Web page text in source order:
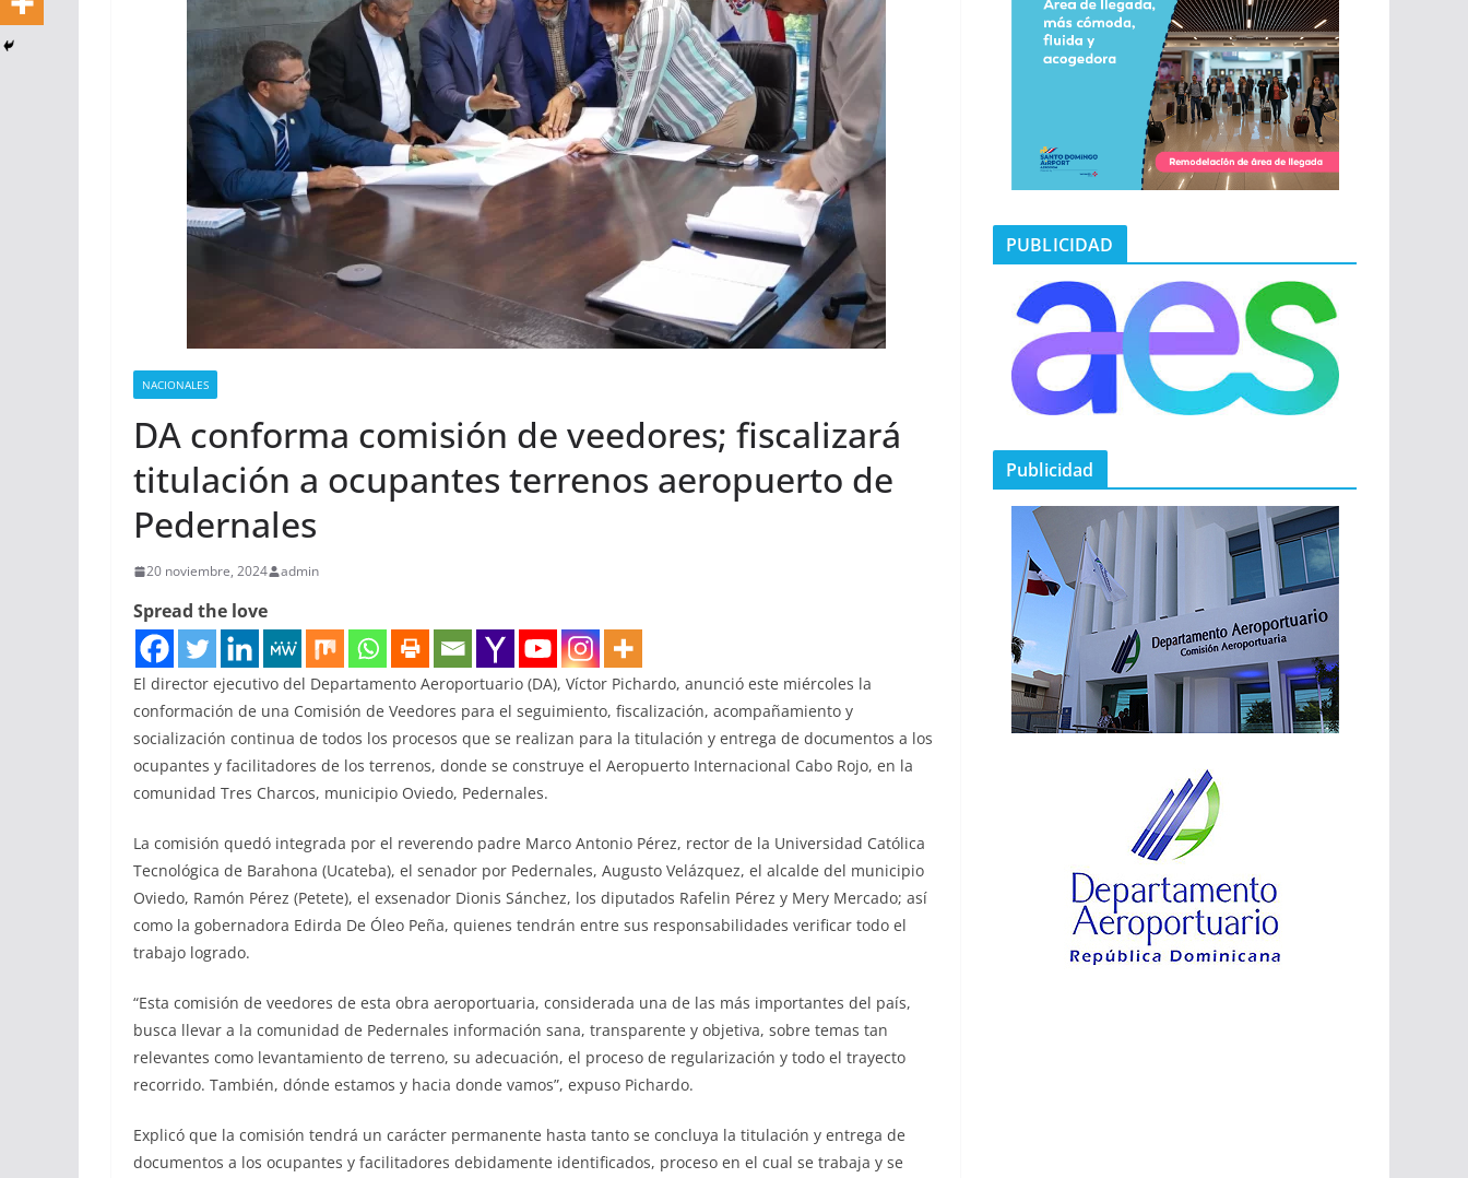
NACIONALES
DA conforma comisión de veedores; fiscalizará
titulación a ocupantes terrenos aeropuerto de
Pedernales
20 noviembre, 2024 admin
Spread the love
El director ejecutivo del Departamento Aeroportuario (DA), Víctor Pichardo, anunció este miércoles la
conformación de una Comisión de Veedores para el seguimiento, fiscalización, acompañamiento y
socialización continua de todos los procesos que se realizan para la titulación y entrega de documentos a los
ocupantes y facilitadores de los terrenos, donde se construye el Aeropuerto Internacional Cabo Rojo, en la
comunidad Tres Charcos, municipio Oviedo, Pedernales.
La comisión quedó integrada por el reverendo padre Marco Antonio Pérez, rector de la Universidad Católica
Tecnológica de Barahona (Ucateba), el senador por Pedernales, Augusto Velázquez, el alcalde del municipio
Oviedo, Ramón Pérez (Petete), el exsenador Dionis Sánchez, los diputados Rafelin Pérez y Mery Mercado; así
como la gobernadora Edirda De Óleo Peña, quienes tendrán entre sus responsabilidades verificar todo el
trabajo logrado.
“Esta comisión de veedores de esta obra aeroportuaria, considerada una de las más importantes del país,
busca llevar a la comunidad de Pedernales información sana, transparente y objetiva, sobre temas tan
relevantes como levantamiento de terreno, su adecuación, el proceso de regularización y todo el trayecto
recorrido. También, dónde estamos y hacia donde vamos”, expuso Pichardo.
Explicó que la comisión tendrá un carácter permanente hasta tanto se concluya la titulación y entrega de
documentos a los ocupantes y facilitadores debidamente identificados, proceso en el cual se trabaja y se
PUBLICIDAD
Publicidad